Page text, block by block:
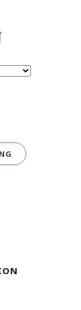
Khoảng
từ
265,000₫